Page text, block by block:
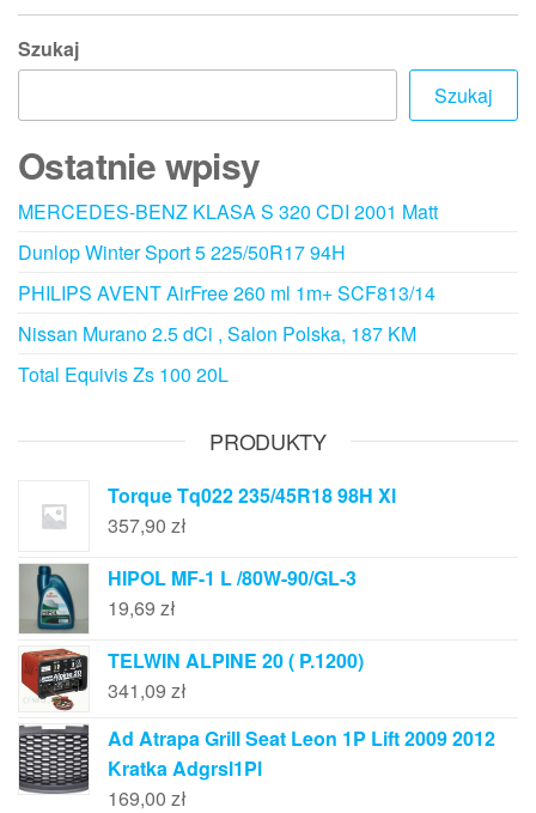
Szukaj
Szukaj
Ostatnie wpisy
MERCEDES-BENZ KLASA S 320 CDI 2001 Matt
Dunlop Winter Sport 5 225/50R17 94H
PHILIPS AVENT AirFree 260 ml 1m+ SCF813/14
Nissan Murano 2.5 dCi , Salon Polska, 187 KM
Total Equivis Zs 100 20L
PRODUKTY
Torque Tq022 235/45R18 98H Xl
357,90 zł
HIPOL MF-1 L /80W-90/GL-3
19,69 zł
TELWIN ALPINE 20 ( P.1200)
341,09 zł
Ad Atrapa Grill Seat Leon 1P Lift 2009 2012
Kratka Adgrsl1Pl
169,00 zł